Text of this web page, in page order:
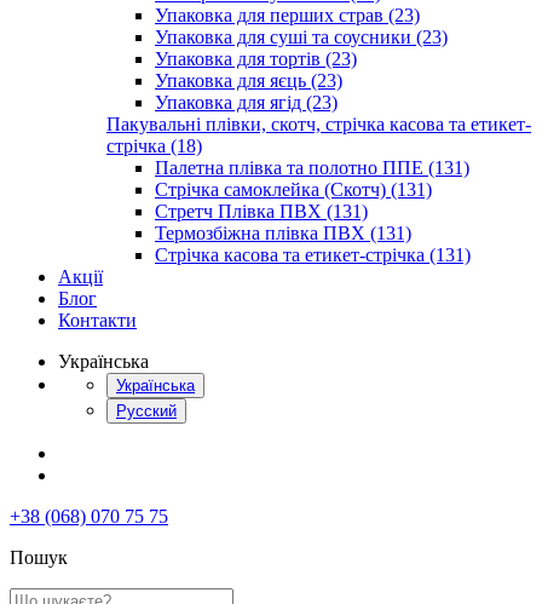
Упаковка для перших страв (23)
Упаковка для суші та соусники (23)
Упаковка для тортів (23)
Упаковка для яєць (23)
Упаковка для ягід (23)
Пакувальні плівки, скотч, стрічка касова та етикет-
стрічка (18)
Палетна плівка та полотно ППЕ (131)
Стрічка самоклейка (Скотч) (131)
Стретч Плівка ПВХ (131)
Термозбіжна плівка ПВХ (131)
Стрічка касова та етикет-стрічка (131)
Акції
Блог
Контакти
Українська
Українська
Русский
+38 (068) 070 75 75
Пошук